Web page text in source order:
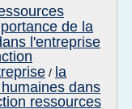
de la
l'entreprise
/ la
dans
ressources